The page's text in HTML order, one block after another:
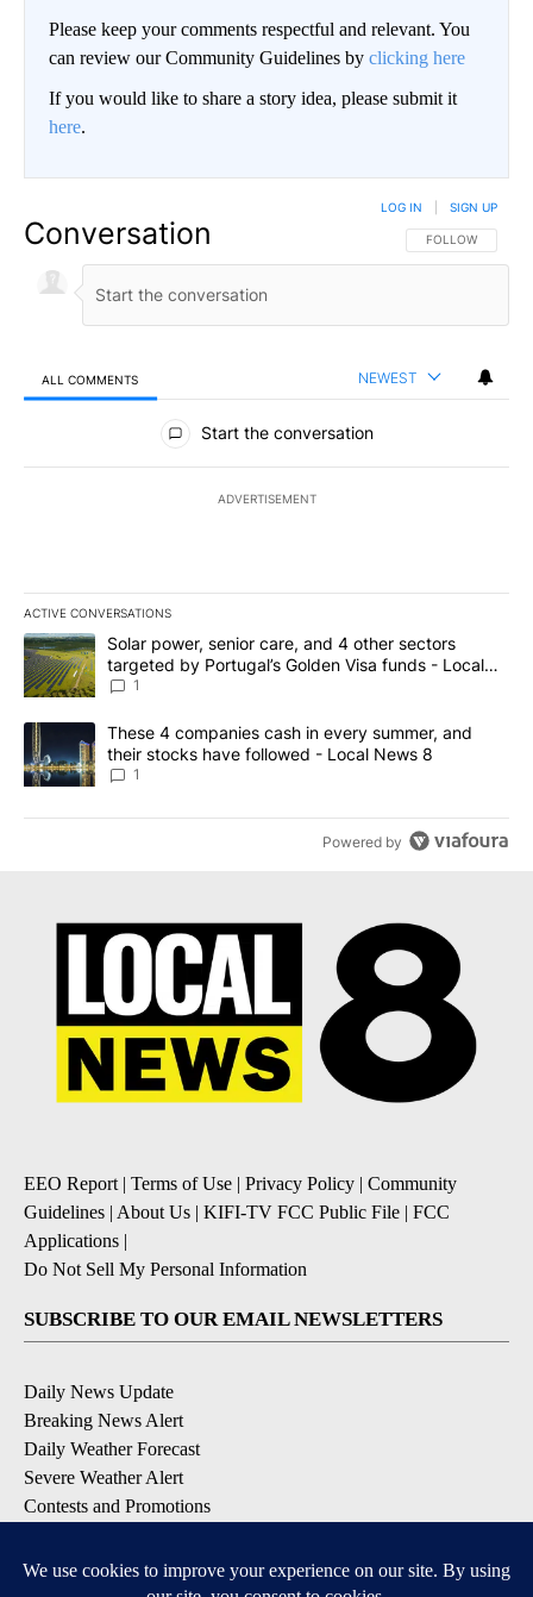
Please keep your comments respectful and relevant. You
can review our Community Guidelines by clicking here
If you would like to share a story idea, please submit it
here.
Conversation FOLLOW THIS
FOLLOW
LOG IN SIGN UP
ALL COMMENTS NEWEST
All Comments
Start the conversation
ADVERTISEMENT
ACTIVE CONVERSATIONS
The following is a list of the most commented articles in the last
A trending article titled "Solar power, senior care, and 4 other
Solar power, senior care, and 4 other sectors
targeted by Portugal’s Golden Visa funds - Local
News 8
1
A trending article titled "These 4 companies cash in every
These 4 companies cash in every summer, and
their stocks have followed - Local News 8
1
Powered by
EEO Report | Terms of Use | Privacy Policy | Community
Guidelines | About Us | KIFI-TV FCC Public File | FCC
Applications |
Do Not Sell My Personal Information
SUBSCRIBE TO OUR EMAIL NEWSLETTERS
Daily News Update
Breaking News Alert
Daily Weather Forecast
Severe Weather Alert
Contests and Promotions